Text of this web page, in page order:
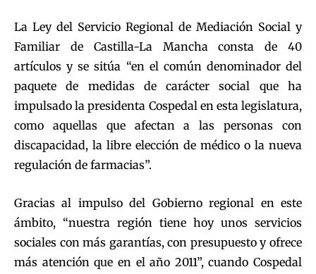
La Ley del Servicio Regional de Mediación Social y
Familiar de Castilla-La Mancha consta de 40
artículos y se sitúa “en el común denominador del
paquete de medidas de carácter social que ha
impulsado la presidenta Cospedal en esta legislatura,
como aquellas que afectan a las personas con
discapacidad, la libre elección de médico o la nueva
regulación de farmacias”.
Gracias al impulso del Gobierno regional en este
ámbito, “nuestra región tiene hoy unos servicios
sociales con más garantías, con presupuesto y ofrece
más atención que en el año 2011”, cuando Cospedal